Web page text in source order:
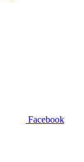
Facebook